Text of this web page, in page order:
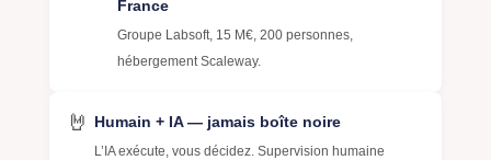
France
Groupe Labsoft, 15 M€, 200 personnes,
hébergement Scaleway.
🤘 Humain + IA — jamais boîte noire
L’IA exécute, vous décidez. Supervision humaine